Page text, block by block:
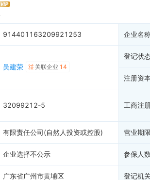
终本案件
询价评估
司法协助
注销备案
914401163209921253 企业名
吴建荣 关联企业 14
登记状
注册资本
32099212-5 工商注
有限责任公司(自然人投资或控股) 营业期限
企业选择不公示 参保人数
广东省广州市黄埔区 登记机